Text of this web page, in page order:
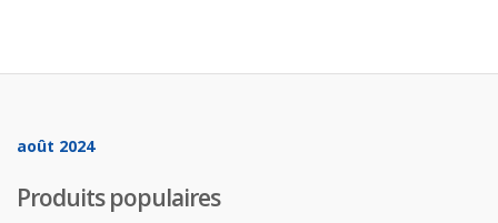
août 2024
Produits populaires